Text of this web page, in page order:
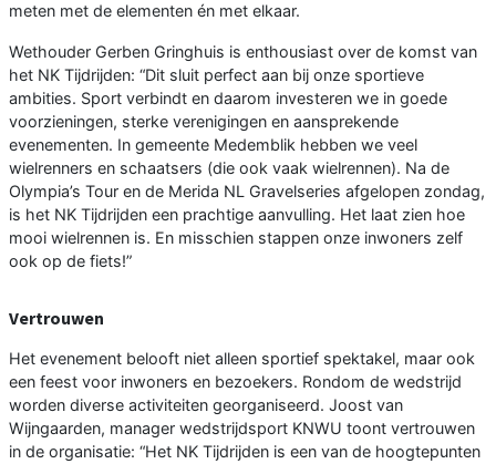
meten met de elementen én met elkaar.
Wethouder Gerben Gringhuis is enthousiast over de komst van
het NK Tijdrijden: “Dit sluit perfect aan bij onze sportieve
ambities. Sport verbindt en daarom investeren we in goede
voorzieningen, sterke verenigingen en aansprekende
evenementen. In gemeente Medemblik hebben we veel
wielrenners en schaatsers (die ook vaak wielrennen). Na de
Olympia’s Tour en de Merida NL Gravelseries afgelopen zondag,
is het NK Tijdrijden een prachtige aanvulling. Het laat zien hoe
mooi wielrennen is. En misschien stappen onze inwoners zelf
ook op de fiets!”
Vertrouwen
Het evenement belooft niet alleen sportief spektakel, maar ook
een feest voor inwoners en bezoekers. Rondom de wedstrijd
worden diverse activiteiten georganiseerd. Joost van
Wijngaarden, manager wedstrijdsport KNWU toont vertrouwen
in de organisatie: “Het NK Tijdrijden is een van de hoogtepunten